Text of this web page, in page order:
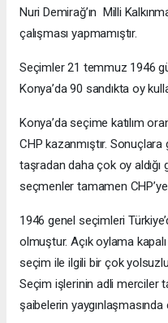
Nuri Demirağ’ın Milli
çalışması yapmamıştır.
Seçimler 21 temmuz 1946
Konya’da 90 sandıkta oy
Konya’da seçime katılım
CHP kazanmıştır.
taşradan daha çok oy aldığı
seçmenler tamamen
1946 genel seçimleri
olmuştur. Açık oylama
seçim ile ilgili bir çok
Seçim işlerinin adli merciler
şaibelerin